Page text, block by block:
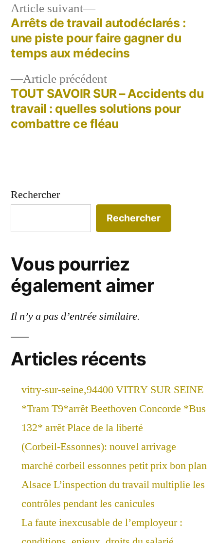
Navigation
de
l’article
Article précédentArticle
précédent :
TOUT SAVOIR SUR – Accidents du
travail : quelles solutions pour
combattre ce fléau
Article suivant
Article
suivant :
Arrêts de travail autodéclarés :
une piste pour faire gagner du
temps aux médecins
Rechercher
Rechercher
Vous pourriez
également aimer
Il n’y a pas d’entrée similaire.
Articles récents
vitry-sur-seine,94400 VITRY SUR SEINE
*Tram T9*arrêt Beethoven Concorde *Bus
132* arrêt Place de la liberté
(Corbeil-Essonnes): nouvel arrivage
marché corbeil essonnes petit prix bon plan
Alsace L’inspection du travail multiplie les
contrôles pendant les canicules
La faute inexcusable de l’employeur :